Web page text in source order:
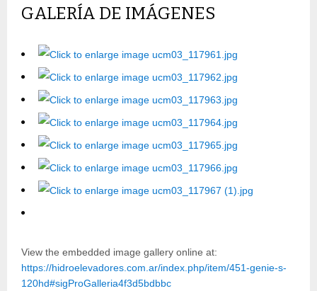
GALERÍA DE IMÁGENES
View the embedded image gallery online at:
https://hidroelevadores.com.ar/index.php/item/451-genie-s-
120hd#sigProGalleria4f3d5bdbbc